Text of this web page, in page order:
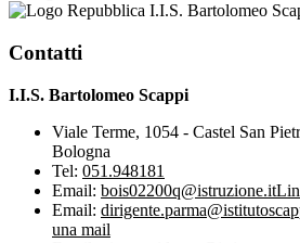
I.I.S. Bartolomeo
Contatti
I.I.S. Bartolomeo Scappi
Viale Terme, 1054 - Castel San
Bologna
Tel: 051.948181
Email: bois02200q@istruzione.it
Email:
una mail